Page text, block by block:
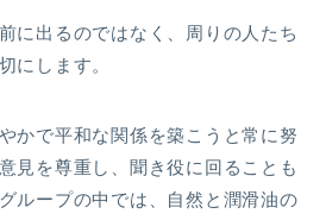
に出るのではなく、周りの人たち
にします。
かで平和な関係を築こうと常に努
見を尊重し、聞き役に回ることも
ループの中では、自然と潤滑油の